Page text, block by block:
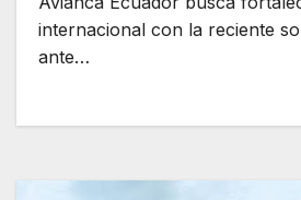
internacional con la reciente
ante…